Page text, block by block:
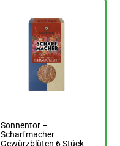
Sonnentor –
Scharfmacher
Gewürzblüten 6 Stück